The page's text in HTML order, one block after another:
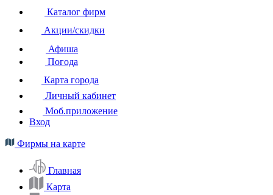
Каталог фирм
Акции/скидки
Афиша
Погода
Карта города
Личный кабинет
Моб.приложение
Вход
Фирмы на карте
Главная
Карта